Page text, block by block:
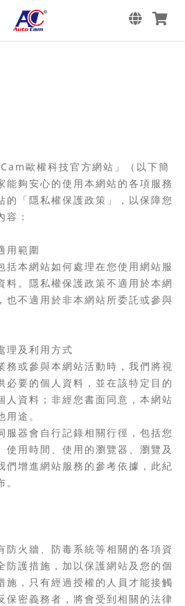
歐權科技官方網站」（以下簡
能夠安心的使用本網站的各項服務
的「隱私權保護政策」，以保障您
：
用範圍
括本網站如何處理在您使用網站服
料。隱私權保護政策不適用於本網
也不適用於非本網站所委託或參與
理及利用方式
務或參與本網站活動時，我們將視
必要的個人資料，並在該特定目的
人資料；非經您書面同意，本網站
途。
服器會自行記錄相關行徑，包括您
使用時間、使用的瀏覽器、瀏覽及
們增進網站服務的參考依據，此紀
防火牆、防毒系統等相關的各項資
防護措施，加以保護網站及您的個
施，只有經過授權的人員才能接觸
保密義務者，將會受到相關的法律